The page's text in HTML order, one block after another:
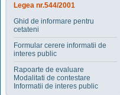
Legea nr.544/2001
Ghid de informare pentru
cetateni
Formular cerere informatii de
interes public
Rapoarte de evaluare
Modalitati de contestare
Informatii de interes public